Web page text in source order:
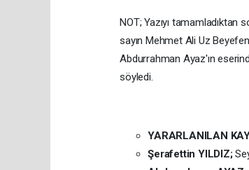
NOT; Yazıyı
sayın Mehmet Ali Uz
Abdurrahman Ayaz'ın
söyledi.
YARARLANILAN
Şerafettin YILDIZ;